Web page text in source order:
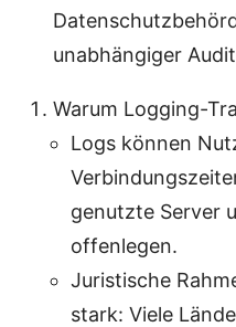
unabhängiger
Warum Logging-
Logs können
genutzte Server
offenlegen.
Juristische
stark: Viele